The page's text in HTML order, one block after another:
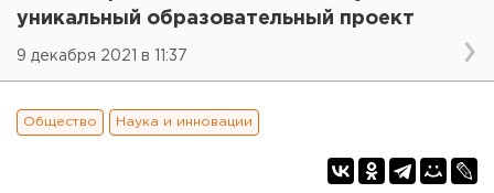
уникальный образовательный проект
9 декабря 2021 в 11:37
Общество Наука и инновации